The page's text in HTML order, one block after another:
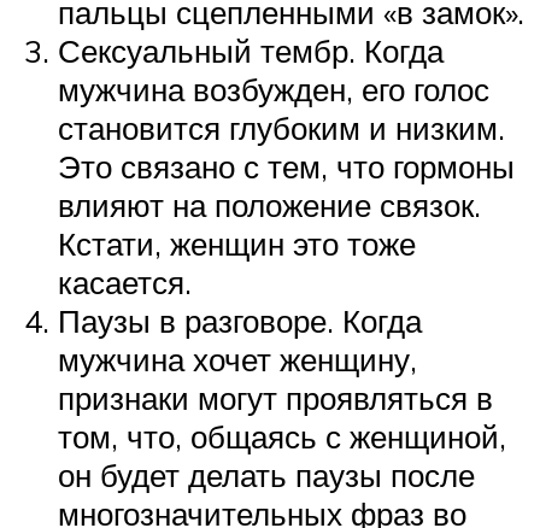
пальцы сцепленными «в замок».
Сексуальный тембр. Когда
мужчина возбужден, его голос
становится глубоким и низким.
Это связано с тем, что гормоны
влияют на положение связок.
Кстати, женщин это тоже
касается.
Паузы в разговоре. Когда
мужчина хочет женщину,
признаки могут проявляться в
том, что, общаясь с женщиной,
он будет делать паузы после
многозначительных фраз во